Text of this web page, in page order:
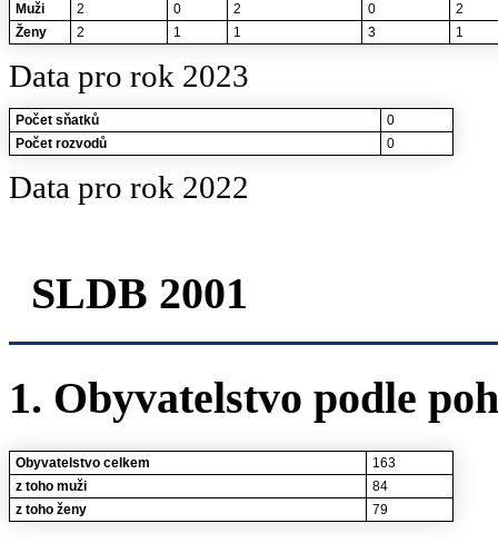
Muži
2 0 2 0
2
Ženy
2 1 1 3 1
Data pro rok 2023
Počet sňatků
0
Počet rozvodů
0
Data pro rok 2022
SLDB 2001
1. Obyvatelstvo podle
Obyvatelstvo celkem
163
z toho muži
84
z toho ženy
79